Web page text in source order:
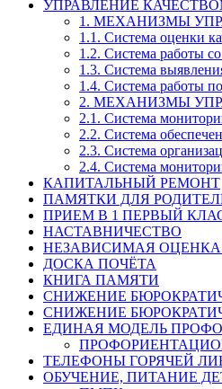
УПРАВЛЕНИЕ
1. МЕХАНИЗМЫ
1.1. Система оценки
1.2. Система работы
1.3. Система
1.4. Система работы
2. МЕХАНИЗМЫ
2.1. Система
2.2. Система
2.3. Система
2.4. Система
КАПИТАЛЬНЫЙ РЕМОНТ
ПАМЯТКИ ДЛЯ
ПРИЕМ В 1 ПЕРВЫЙ
НАСТАВНИЧЕСТВО
НЕЗАВИСИМАЯ ОЦЕНКА
ДОСКА ПОЧЁТА
КНИГА ПАМЯТИ
СНИЖЕНИЕ
СНИЖЕНИЕ
ЕДИНАЯ МОДЕЛЬ
ТЕЛЕФОНЫ ГОРЯЧЕЙ
ОБУЧЕНИЕ, ПИТАНИЕ